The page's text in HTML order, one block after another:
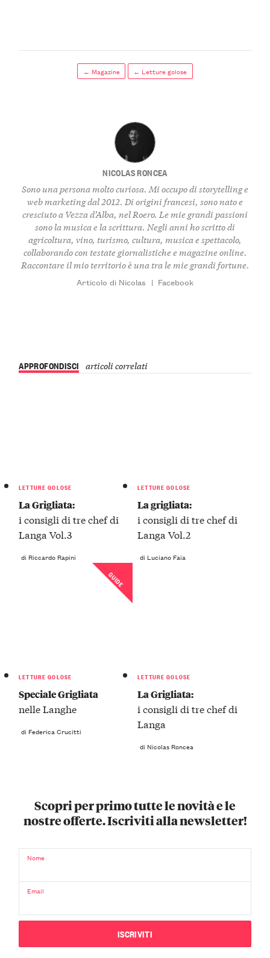
← Magazine ← Letture golose
NICOLAS RONCEA
Sono una persona molto curiosa. Mi occupo di storytelling e
web marketing dal 2012. Di origini francesi, sono nato e
cresciuto a Vezza d’Alba, nel Roero. Le mie grandi passioni
sono la musica e la scrittura. Negli anni ho scritto di
agricoltura, vino, turismo, cultura, musica e spettacolo,
collaborando con testate giornalistiche e magazine online.
Raccontare il mio territorio è una tra le mie grandi fortune.
Articolo di Nicolas | Facebook
APPROFONDISCI articoli correlati
LETTURE GOLOSE
La Grigliata:
i consigli di tre chef di
Langa Vol.3
di Riccardo Rapini
LETTURE GOLOSE
La grigliata:
i consigli di tre chef di
Langa Vol.2
di Luciano Faia
GUIDE
LETTURE GOLOSE
Speciale Grigliata
nelle Langhe
di Federica Crucitti
LETTURE GOLOSE
La Grigliata:
i consigli di tre chef di
Langa
di Nicolas Roncea
Scopri per primo tutte le novità e le
nostre offerte. Iscriviti alla newsletter!
Nome
Email